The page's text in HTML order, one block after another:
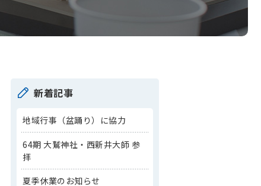
新着記事
地域行事（盆踊り）に協力
64期 大鷲神社・西新井大師 参
拝
夏季休業のお知らせ